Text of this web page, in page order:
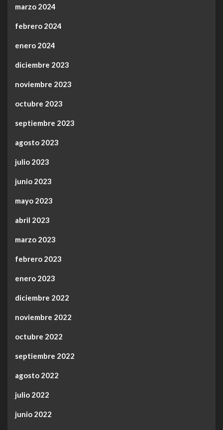
marzo 2024
febrero 2024
enero 2024
diciembre 2023
noviembre 2023
octubre 2023
septiembre 2023
agosto 2023
julio 2023
junio 2023
mayo 2023
abril 2023
marzo 2023
febrero 2023
enero 2023
diciembre 2022
noviembre 2022
octubre 2022
septiembre 2022
agosto 2022
julio 2022
junio 2022